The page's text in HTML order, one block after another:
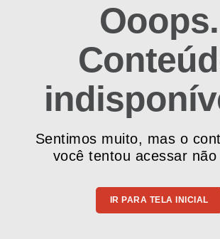
Ooops.
Sentimos muito, mas o
você tentou acessar não
IR PARA TELA INICIAL